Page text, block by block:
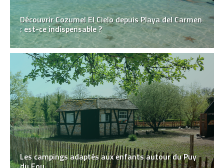
Découvrir Cozumel El Cielo depuis Playa del Carmen
: est-ce indispensable ?
Les campings adaptés aux enfants autour du Puy